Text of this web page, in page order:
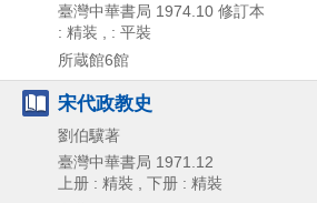
臺灣中華書局 1974.10 修訂本
: 精装 , : 平裝
所蔵館6館
宋代政教史
劉伯驥著
臺灣中華書局 1971.12
上册 : 精裝 , 下册 : 精裝